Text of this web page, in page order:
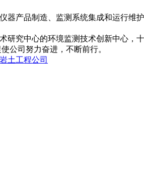
器产品制造、监测系统集成和运行
究中心的环境监测技术创新中心，
公司努力奋进，不断前行。
土工程公司